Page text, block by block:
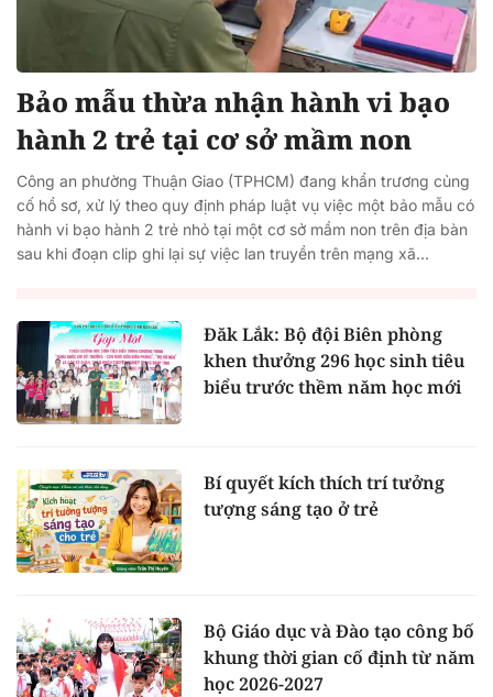
Bảo mẫu thừa nhận hành vi bạo
hành 2 trẻ tại cơ sở mầm non
Công an phường Thuận Giao (TPHCM) đang khẩn trương củng
cố hồ sơ, xử lý theo quy định pháp luật vụ việc một bảo mẫu có
hành vi bạo hành 2 trẻ nhỏ tại một cơ sở mầm non trên địa bàn
sau khi đoạn clip ghi lại sự việc lan truyền trên mạng xã...
Đăk Lắk: Bộ đội Biên phòng
khen thưởng 296 học sinh tiêu
biểu trước thềm năm học mới
Bí quyết kích thích trí tưởng
tượng sáng tạo ở trẻ
Bộ Giáo dục và Đào tạo công bố
khung thời gian cố định từ năm
học 2026-2027